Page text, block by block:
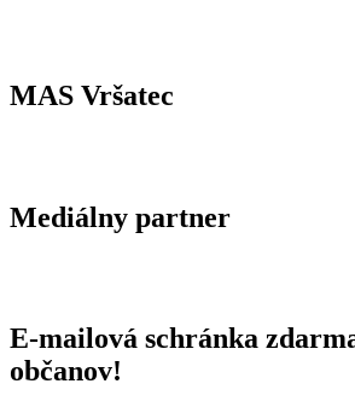
MAS Vršatec
Mediálny partner
E-mailová schránka
občanov!